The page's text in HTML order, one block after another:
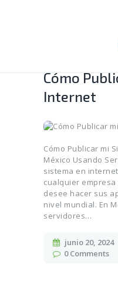
Cómo
Internet
Cómo Publicar mi
México Usando
sistema en
cualquier
desee hacer sus
nivel mundial. En
servidores…
junio 20, 2024
0 Comments